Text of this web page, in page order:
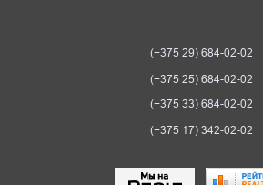
(+375 29) 684-02-02
(+375 25) 684-02-02
(+375 33) 684-02-02
(+375 17) 342-02-02